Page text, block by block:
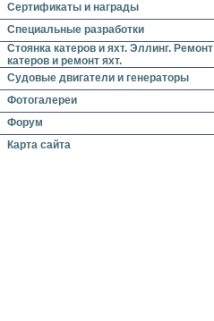
Сертификаты и награды
Специальные разработки
Стоянка катеров и яхт. Эллинг. Ремонт
катеров и ремонт яхт.
Судовые двигатели и генераторы
Фотогалереи
Форум
Карта сайта